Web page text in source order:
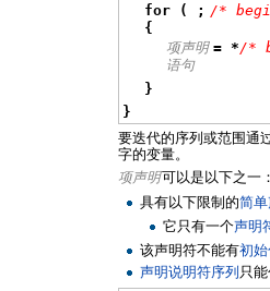
for ( ; /*
{
项声明 = */*
语句
}
}
要迭代的序列或范围通
字的变量。
项声明可以是以下之一：
具有以下限制的简
它只有一个声明
该声明符不能有初
声明说明符序列 只